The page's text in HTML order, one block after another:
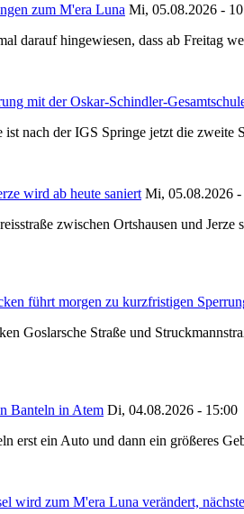
zum M'era Luna Mi, 05.08.2026 -
darauf hingewiesen, dass ab Freitag
mit der Oskar-Schindler-
nach der IGS Springe jetzt die
wird ab heute saniert Mi, 05.08.2026 -
zwischen Ortshausen und
führt morgen zu kurzfristigen
Goslarsche Straße und
Banteln in Atem Di, 04.08.2026 - 15:00
erst ein Auto und dann ein größeres
wird zum M'era Luna verändert,